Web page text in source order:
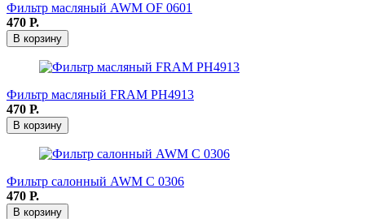
Фильтр масляный AWM OF 0601
470 Р.
В корзину
Фильтр масляный FRAM РН4913
470 Р.
В корзину
Фильтр салонный AWM C 0306
470 Р.
В корзину